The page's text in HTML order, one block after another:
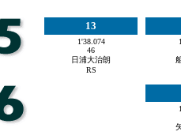
13
1'38.074
46
日浦大治朗
RS